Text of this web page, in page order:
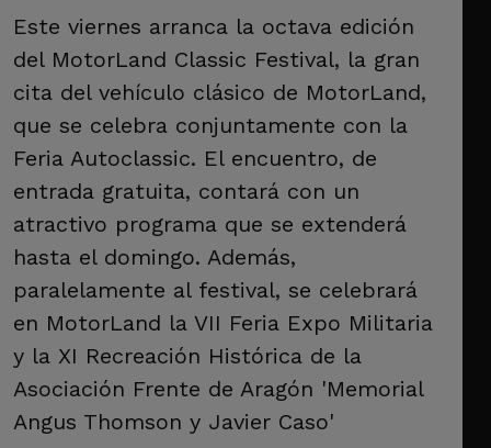
Este viernes arranca la octava edición
del MotorLand Classic Festival, la gran
cita del vehículo clásico de MotorLand,
que se celebra conjuntamente con la
Feria Autoclassic. El encuentro, de
entrada gratuita, contará con un
atractivo programa que se extenderá
hasta el domingo. Además,
paralelamente al festival, se celebrará
en MotorLand la VII Feria Expo Militaria
y la XI Recreación Histórica de la
Asociación Frente de Aragón 'Memorial
Angus Thomson y Javier Caso'